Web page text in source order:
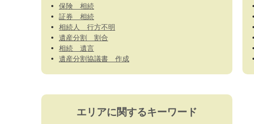
保険 相続
証券 相続
相続人 行方不明
遺産分割 割合
相続 遺言
遺産分割協議書 作成
エリアに関するキーワード